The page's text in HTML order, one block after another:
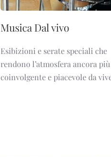
Musica Dal vivo
Esibizioni e serate speciali che
rendono l’atmosfera ancora più
coinvolgente e piacevole da